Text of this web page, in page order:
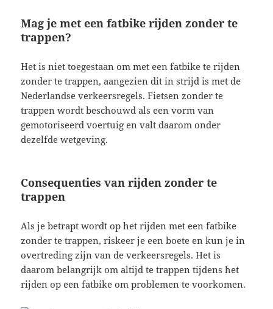
Mag je met een fatbike rijden zonder te
trappen?
Het is niet toegestaan om met een fatbike te rijden
zonder te trappen, aangezien dit in strijd is met de
Nederlandse verkeersregels. Fietsen zonder te
trappen wordt beschouwd als een vorm van
gemotoriseerd voertuig en valt daarom onder
dezelfde wetgeving.
Consequenties van rijden zonder te
trappen
Als je betrapt wordt op het rijden met een fatbike
zonder te trappen, riskeer je een boete en kun je in
overtreding zijn van de verkeersregels. Het is
daarom belangrijk om altijd te trappen tijdens het
rijden op een fatbike om problemen te voorkomen.